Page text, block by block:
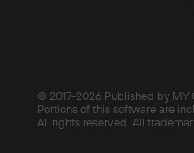
© 2017-2026 Published by
Portions of this software are
All rights reserved. All